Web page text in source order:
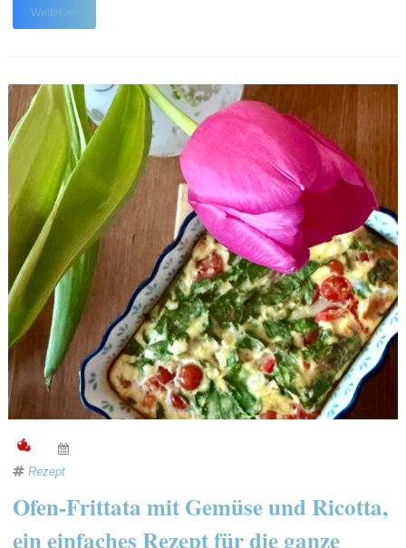
mit "Südseeland & Møn" die Region entdeckt – eine Ecke in
Weiter >>
Rezept
Ofen-Frittata mit Gemüse und Ricotta,
ein einfaches Rezept für die ganze